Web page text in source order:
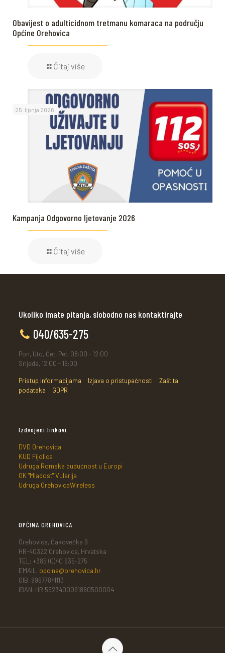
Obavijest o adulticidnom tretmanu komaraca na području
Općine Orehovica
Čitaj više
25. lipnja 2026.
Kampanja Odgovorno ljetovanje 2026
Čitaj više
Ukoliko imate pitanja, slobodno nas kontaktirajte
040/635-275
Pon, Uto, Čet, Pet, 08:00 - 12:00
Srijeda, 12:00 - 16:00
Pristup informacijama Izjava o pristupačnosti
Zaštita
podataka
GDPR
Izdvojeni linkovi
DVD Orehovica
KUD Fijolica
Udruga Romska budućnost u Europi
OK "Mladost" Vularija
Udruga OrehovicaWireless
OPĆINA OREHOVICA
Orehovica, Čakovečka 9
HR-40322 Orehovica, Hrvatska
TEL: +385 (0)40 635-275
EMAIL: opcina@orehovica.hr
OIB: 99677841113
IBAN: HR 5923400091860500004